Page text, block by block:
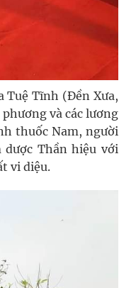
Tuệ Tĩnh (Đền Xưa,
và các lương
thuốc Nam, người
dược Thần hiệu với
vi diệu.